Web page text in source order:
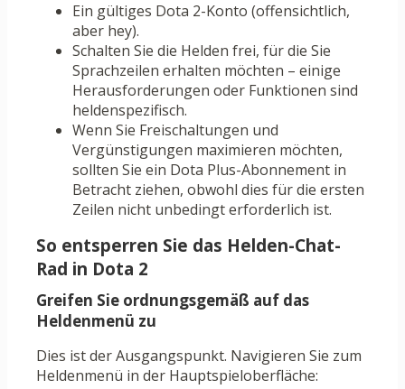
Ein gültiges Dota 2-Konto (offensichtlich,
aber hey).
Schalten Sie die Helden frei, für die Sie
Sprachzeilen erhalten möchten – einige
Herausforderungen oder Funktionen sind
heldenspezifisch.
Wenn Sie Freischaltungen und
Vergünstigungen maximieren möchten,
sollten Sie ein Dota Plus-Abonnement in
Betracht ziehen, obwohl dies für die ersten
Zeilen nicht unbedingt erforderlich ist.
So entsperren Sie das Helden-Chat-
Rad in Dota 2
Greifen Sie ordnungsgemäß auf das
Heldenmenü zu
Dies ist der Ausgangspunkt. Navigieren Sie zum
Heldenmenü in der Hauptspieloberfläche: